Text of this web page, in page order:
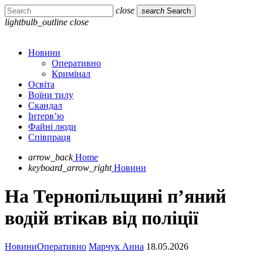
close search Search
lightbulb_outline close
Новини
Оперативно
Кримінал
Освіта
Воїни тилу
Скандал
Інтерв’ю
Файні люди
Співпраця
arrow_back Home
keyboard_arrow_right Новини
На Тернопільщині п’яний
водій втікав від поліції
НовиниОперативно Марчук Анна 18.05.2026